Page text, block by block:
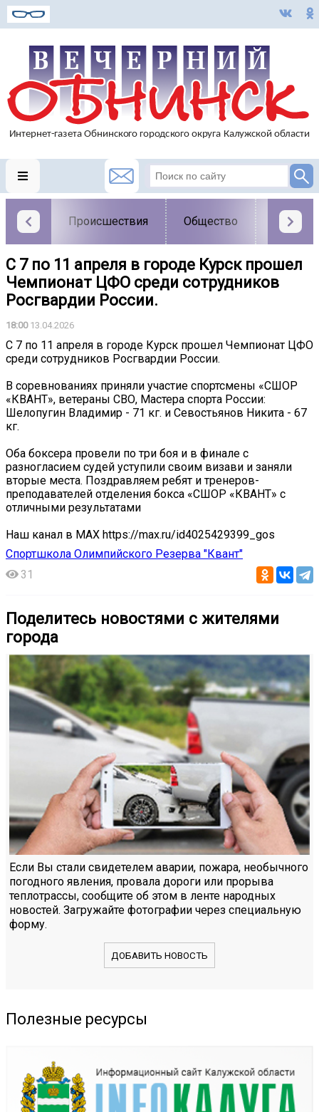
Происшествия Общество Власть
С 7 по 11 апреля в городе Курск прошел
Чемпионат ЦФО среди сотрудников
Росгвардии России.
18:0013.04.2026
С 7 по 11 апреля в городе Курск прошел Чемпионат ЦФО
среди сотрудников Росгвардии России.
В соревнованиях приняли участие спортсмены «СШОР
«КВАНТ», ветераны СВО, Мастера спорта России:
Шелопугин Владимир - 71 кг. и Севостьянов Никита - 67
кг.
Оба боксера провели по три боя и в финале с
разногласием судей уступили своим визави и заняли
вторые места. Поздравляем ребят и тренеров-
преподавателей отделения бокса «СШОР «КВАНТ» с
отличными результатами
Наш канал в MAX https://max.ru/id4025429399_gos
Спортшкола Олимпийского Резерва "Квант"
31
Поделитесь новостями с жителями
города
Если Вы стали свидетелем аварии, пожара, необычного
погодного явления, провала дороги или прорыва
теплотрассы, сообщите об этом в ленте народных
новостей. Загружайте фотографии через специальную
форму.
ДОБАВИТЬ НОВОСТЬ
Полезные ресурсы